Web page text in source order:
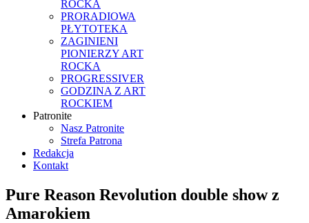
ROCKA
PRORADIOWA
PŁYTOTEKA
ZAGINIENI
PIONIERZY ART
ROCKA
PROGRESSIVER
GODZINA Z ART
ROCKIEM
Patronite
Nasz Patronite
Strefa Patrona
Redakcja
Kontakt
Pure Reason Revolution double show z
Amarokiem